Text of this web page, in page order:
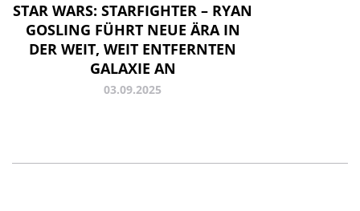
STAR WARS: STARFIGHTER – RYAN
GOSLING FÜHRT NEUE ÄRA IN
DER WEIT, WEIT ENTFERNTEN
GALAXIE AN
03.09.2025